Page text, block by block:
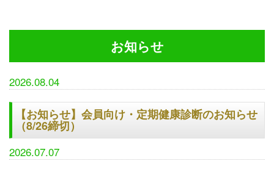
お知らせ
2026.08.04
【お知らせ】会員向け・定期健康診断のお知らせ
（8/26締切）
2026.07.07